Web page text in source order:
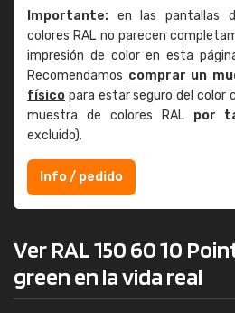
Importante: en las pantallas
colores RAL no parecen
impresión de color en esta
Recomendamos comprar un
físico para estar seguro del color
muestra de colores RAL por
excluido).
Info / pedido
Ver RAL 150 60 10
green en la vida real